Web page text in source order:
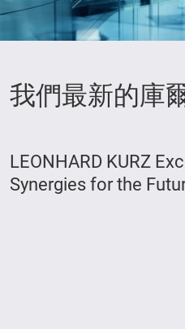
我們最新的庫
LEONHARD KURZ
Synergies for the